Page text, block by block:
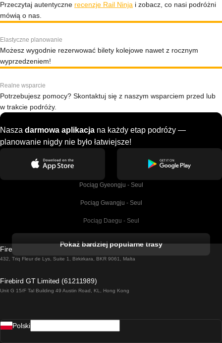
Przeczytaj autentyczne recenzje Rail Ninja i zobacz, co nasi podróżni
mówią o nas.
Elastyczne planowanie
Możesz wygodnie rezerwować bilety kolejowe nawet z rocznym
wyprzedzeniem!
Realne wsparcie
Potrzebujesz pomocy? Skontaktuj się z naszym wsparciem przed lub
w trakcie podróży.
Nasza darmowa aplikacja na każdy etap podróży —
planowanie nigdy nie było łatwiejsze!
Pociąg Gyeongju - Seul
Pociąg Gwangju - Seul
Pociąg Daegu - Seul
Pociąg Dublin - Galway
Pociąg Rzym - Neapol
Pokaż bardziej popularne trasy
Firebird GT Limited (OC 1451)
432, Triq Fleur de Lys, Suite 1, Birkirkara, BKR 9061, Malta
Firebird GT Limited (61211989)
Unit G 15/F Tal Building 49 Austin Road, KL, Hong Kong
Polski